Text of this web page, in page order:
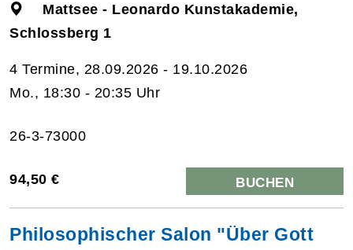
Mattsee - Leonardo Kunstakademie,
Schlossberg 1
4 Termine, 28.09.2026 - 19.10.2026
Mo., 18:30 - 20:35 Uhr
26-3-73000
94,50 € BUCHEN
Philosophischer Salon "Über Gott